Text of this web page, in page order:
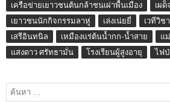
เครือข่ายเยาวชนต้นกล้าชนเผ่าพื้นเมือง
เผด็
เยาวชนนักกิจกรรมลาหู่
เล่งเน่ยยี่
เวทีวิช
เสรีอินทนิล
เหมืองแร่ต้นน้ำกก-น้ำสาย แ
แสงดาว ศรัทธามั่น
โรงเรียนผู้สูงอายุ ไฟป่